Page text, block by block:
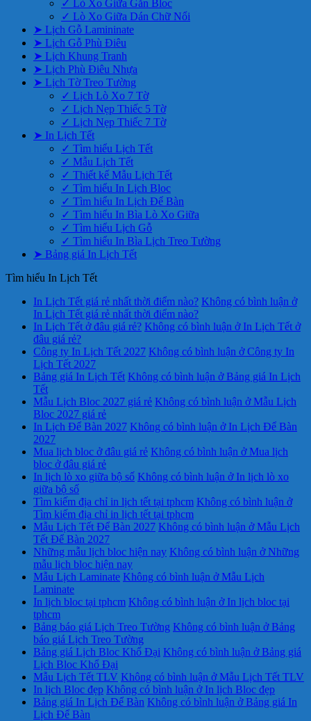
✓ Lò Xo Giữa Gắn Bloc
✓ Lò Xo Giữa Dán Chữ Nổi
➤ Lịch Gỗ Lamininate
➤ Lịch Gỗ Phù Điêu
➤ Lịch Khung Tranh
➤ Lịch Phù Điêu Nhựa
➤ Lịch Tờ Treo Tường
✓ Lịch Lò Xo 7 Tờ
✓ Lịch Nẹp Thiếc 5 Tờ
✓ Lịch Nẹp Thiếc 7 Tờ
➤ In Lịch Tết
✓ Tìm hiểu Lịch Tết
✓ Mẫu Lịch Tết
✓ Thiết kế Mẫu Lịch Tết
✓ Tìm hiểu In Lịch Bloc
✓ Tìm hiểu In Lịch Để Bàn
✓ Tìm hiểu In Bìa Lò Xo Giữa
✓ Tìm hiểu Lịch Gỗ
✓ Tìm hiểu In Bìa Lịch Treo Tường
➤ Bảng giá In Lịch Tết
Tìm hiểu In Lịch Tết
In Lịch Tết giá rẻ nhất thời điểm nào? Không có bình luận ở
In Lịch Tết giá rẻ nhất thời điểm nào?
In Lịch Tết ở đâu giá rẻ? Không có bình luận ở In Lịch Tết ở
đâu giá rẻ?
Công ty In Lịch Tết 2027 Không có bình luận ở Công ty In
Lịch Tết 2027
Bảng giá In Lịch Tết Không có bình luận ở Bảng giá In Lịch
Tết
Mẫu Lịch Bloc 2027 giá rẻ Không có bình luận ở Mẫu Lịch
Bloc 2027 giá rẻ
In Lịch Để Bàn 2027 Không có bình luận ở In Lịch Để Bàn
2027
Mua lịch bloc ở đâu giá rẻ Không có bình luận ở Mua lịch
bloc ở đâu giá rẻ
In lịch lò xo giữa bộ số Không có bình luận ở In lịch lò xo
giữa bộ số
Tìm kiếm địa chỉ in lịch tết tại tphcm Không có bình luận ở
Tìm kiếm địa chỉ in lịch tết tại tphcm
Mẫu Lịch Tết Để Bàn 2027 Không có bình luận ở Mẫu Lịch
Tết Để Bàn 2027
Những mẫu lịch bloc hiện nay Không có bình luận ở Những
mẫu lịch bloc hiện nay
Mẫu Lịch Laminate Không có bình luận ở Mẫu Lịch
Laminate
In lịch bloc tại tphcm Không có bình luận ở In lịch bloc tại
tphcm
Bảng báo giá Lịch Treo Tường Không có bình luận ở Bảng
báo giá Lịch Treo Tường
Bảng giá Lịch Bloc Khổ Đại Không có bình luận ở Bảng giá
Lịch Bloc Khổ Đại
Mẫu Lịch Tết TLV Không có bình luận ở Mẫu Lịch Tết TLV
In lịch Bloc đẹp Không có bình luận ở In lịch Bloc đẹp
Bảng giá In Lịch Để Bàn Không có bình luận ở Bảng giá In
Lịch Để Bàn